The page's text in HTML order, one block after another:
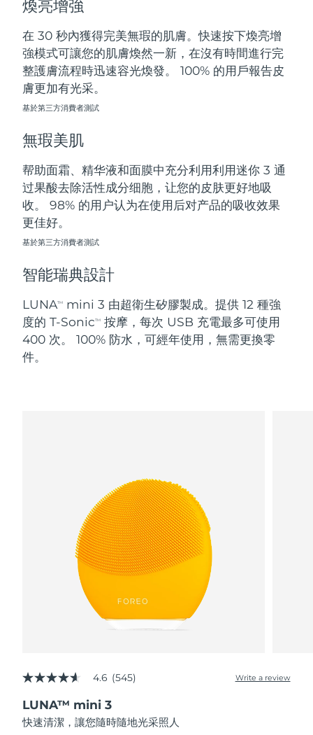
煥亮增強
在 30 秒內獲得完美無瑕的肌膚。快速按下煥亮增
強模式可讓您的肌膚煥然一新，在沒有時間進行完
整護膚流程時迅速容光煥發。 100% 的用戶報告皮
膚更加有光采。
基於第三方消費者測試
無瑕美肌
帮助面霜、精华液和面膜中充分利用利用迷你 3 通
过果酸去除活性成分细胞，让您的皮肤更好地吸
收。 98% 的用户认为在使用后对产品的吸收效果
更佳好。
基於第三方消費者測試
智能瑞典設計
LUNATM
mini 3 由超衛生矽膠製成。提供 12 種強
度的 T-SonicTM
按摩，每次 USB 充電最多可使用
400 次。 100% 防水，可經年使用，無需更換零
件。
4.6
of
5
stars,
4.6 (545) Write a review
LUNA™ mini 3
快速清潔，讓您隨時隨地光采照人
斯洛伐克
斯洛維尼亞 預計送達日期8/9/26
南非 預計送達日期 8/17/26
南韓
西班牙
瑞典 預計送達日期 8/9/26
瑞士 預計送達日期8/9/26
台灣
泰國
土耳其 預計送達日期 8/10/26
阿拉伯聯合大公國 預計送達日期8/10/26